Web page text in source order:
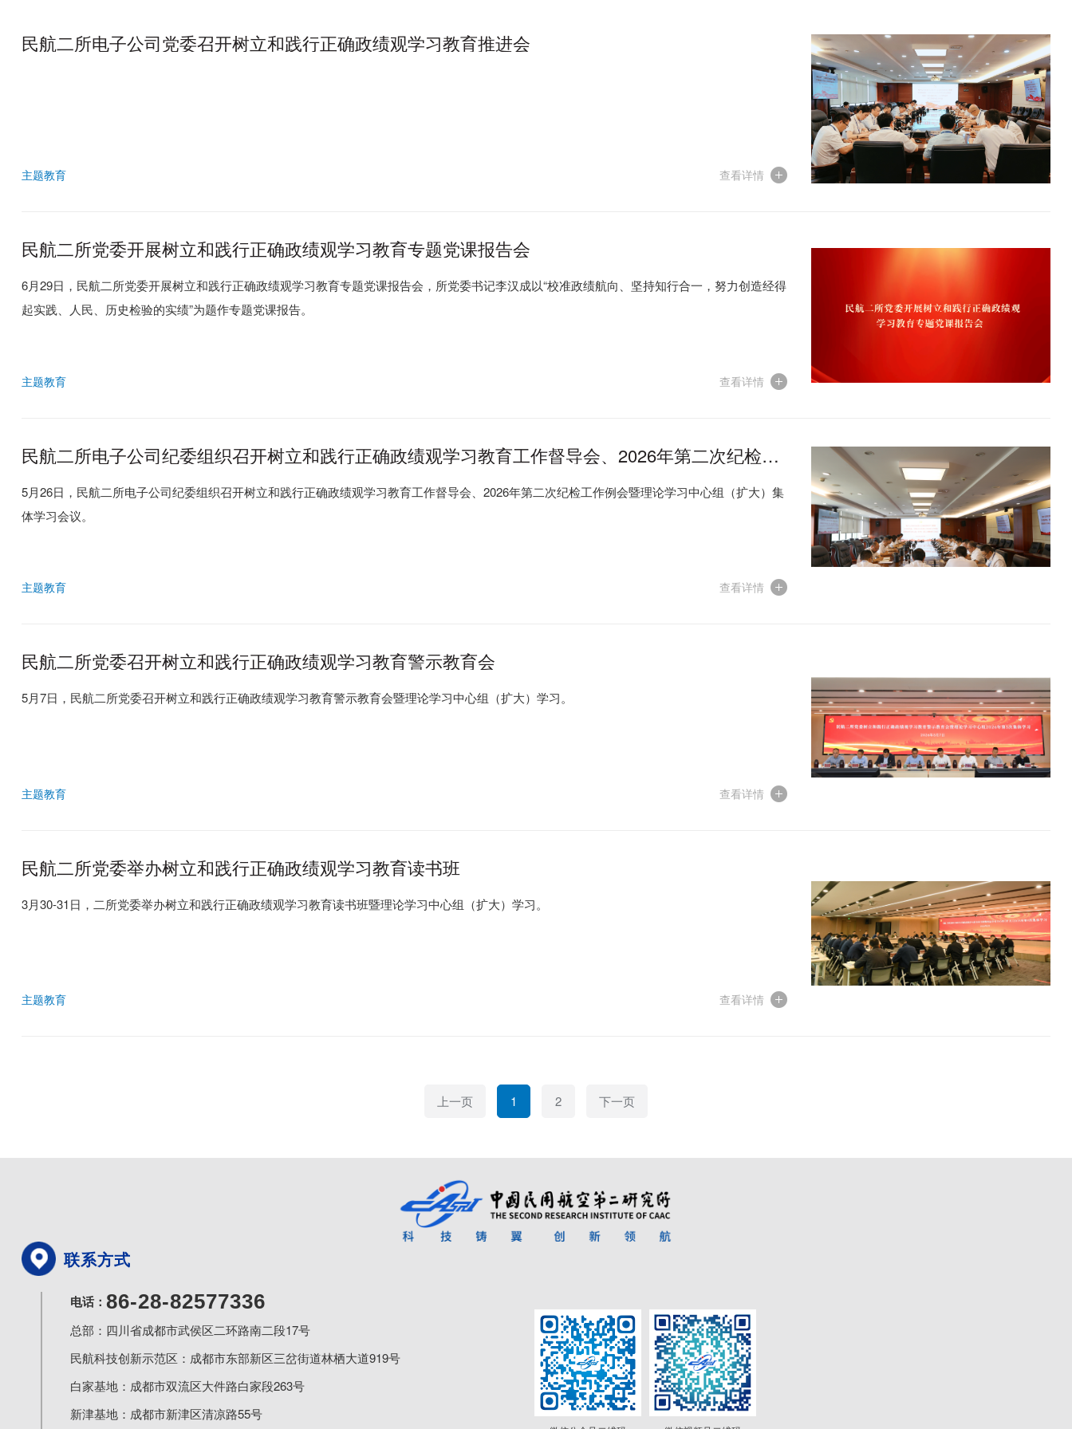
民航二所电子公司党委召开树立和践行正确政绩观学习教育推进会
主题教育 查看详情
民航二所党委开展树立和践行正确政绩观学习教育专题党课报告会
6月29日，民航二所党委开展树立和践行正确政绩观学习教育专题党课报告会，所党委书记李汉成以“校准政绩航向、坚持知行合一，努力创造经得
起实践、人民、历史检验的实绩”为题作专题党课报告。
主题教育 查看详情
民航二所电子公司纪委组织召开树立和践行正确政绩观学习教育工作督导会、2026年第二次纪检工
作例会暨理论学习中心组（扩大）集体学习会议
5月26日，民航二所电子公司纪委组织召开树立和践行正确政绩观学习教育工作督导会、2026年第二次纪检工作例会暨理论学习中心组（扩大）集
体学习会议。
主题教育 查看详情
民航二所党委召开树立和践行正确政绩观学习教育警示教育会
5月7日，民航二所党委召开树立和践行正确政绩观学习教育警示教育会暨理论学习中心组（扩大）学习。
主题教育 查看详情
民航二所党委举办树立和践行正确政绩观学习教育读书班
3月30-31日，二所党委举办树立和践行正确政绩观学习教育读书班暨理论学习中心组（扩大）学习。
主题教育 查看详情
上一页 1 2 下一页
联系方式
电话： 86-28-82577336
总部：四川省成都市武侯区二环路南二段17号
民航科技创新示范区：成都市东部新区三岔街道林栖大道919号
白家基地：成都市双流区大件路白家段263号
新津基地：成都市新津区清凉路55号